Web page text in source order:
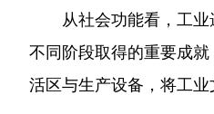
从社会功能看，工业遗
不同阶段取得的重要成
活区与生产设备，将工业